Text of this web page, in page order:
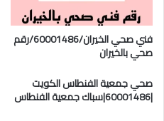
فني صحي الخيران/60001486/رقم
صحي بالخيران
صحي جمعية الفنطاس الكويت
|60001486|سباك جمعية الفنطاس